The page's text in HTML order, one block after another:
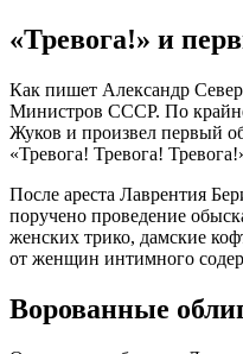
«Тревога!» и
Как пишет Александр
Министров СССР. По
Жуков и произвел первый
«Тревога! Тревога!
После ареста Лаврентия
поручено проведение
женских трико, дамские
от женщин интимного
Ворованные